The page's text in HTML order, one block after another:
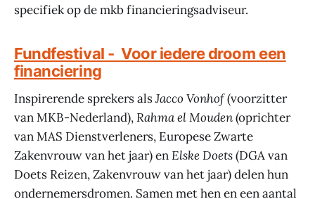
specifiek op de mkb financieringsadviseur.
Fundfestival - Voor iedere droom een
financiering
Inspirerende sprekers alsJacco Vonhof(voorzitter
van MKB-Nederland),Rahma el Mouden(oprichter
van MAS Dienstverleners, Europese Zwarte
Zakenvrouw van het jaar) enElske Doets(DGA van
Doets Reizen, Zakenvrouw van het jaar) delen hun
ondernemersdromen. Samen met hen en een aantal